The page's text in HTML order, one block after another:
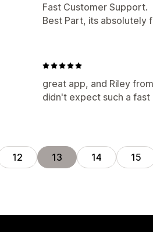
Fast Customer Support.
Best Part, its absolutely
great app, and Riley
didn't expect such a
12 13 14 15